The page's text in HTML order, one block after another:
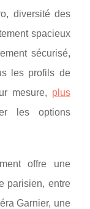
diversité des
spacieux
sécurisé,
les profils de
mesure, plus
les options
offre une
parisien, entre
Garnier, une